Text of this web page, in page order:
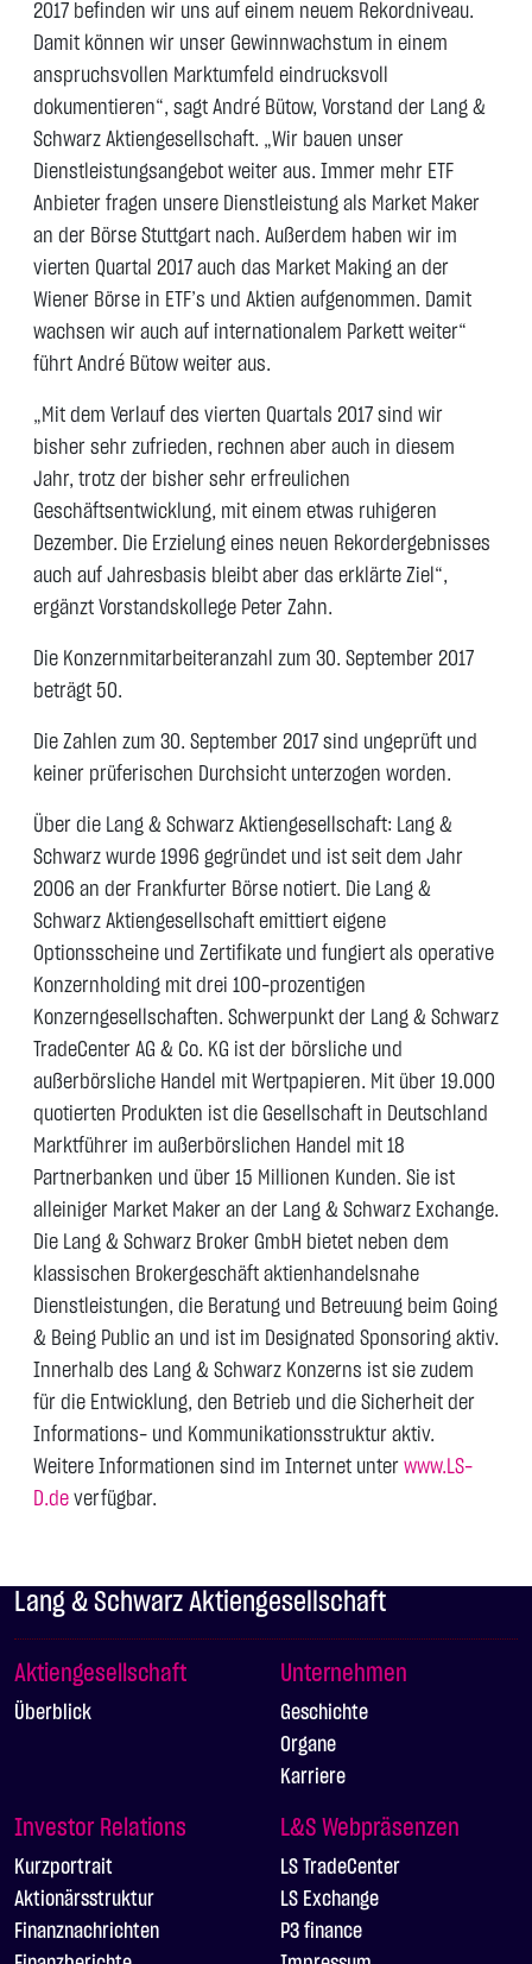
2017 befinden wir uns auf einem neuem Rekordniveau.
Damit können wir unser Gewinnwachstum in einem
anspruchsvollen Marktumfeld eindrucksvoll
dokumentieren“, sagt André Bütow, Vorstand der Lang &
Schwarz Aktiengesellschaft. „Wir bauen unser
Dienstleistungsangebot weiter aus. Immer mehr ETF
Anbieter fragen unsere Dienstleistung als Market Maker
an der Börse Stuttgart nach. Außerdem haben wir im
vierten Quartal 2017 auch das Market Making an der
Wiener Börse in ETF’s und Aktien aufgenommen. Damit
wachsen wir auch auf internationalem Parkett weiter“
führt André Bütow weiter aus.
„Mit dem Verlauf des vierten Quartals 2017 sind wir
bisher sehr zufrieden, rechnen aber auch in diesem
Jahr, trotz der bisher sehr erfreulichen
Geschäftsentwicklung, mit einem etwas ruhigeren
Dezember. Die Erzielung eines neuen Rekordergebnisses
auch auf Jahresbasis bleibt aber das erklärte Ziel“,
ergänzt Vorstandskollege Peter Zahn.
Die Konzernmitarbeiteranzahl zum 30. September 2017
beträgt 50.
Die Zahlen zum 30. September 2017 sind ungeprüft und
keiner prüferischen Durchsicht unterzogen worden.
Über die Lang & Schwarz Aktiengesellschaft: Lang &
Schwarz wurde 1996 gegründet und ist seit dem Jahr
2006 an der Frankfurter Börse notiert. Die Lang &
Schwarz Aktiengesellschaft emittiert eigene
Optionsscheine und Zertifikate und fungiert als operative
Konzernholding mit drei 100-prozentigen
Konzerngesellschaften. Schwerpunkt der Lang & Schwarz
TradeCenter AG & Co. KG ist der börsliche und
außerbörsliche Handel mit Wertpapieren. Mit über 19.000
quotierten Produkten ist die Gesellschaft in Deutschland
Marktführer im außerbörslichen Handel mit 18
Partnerbanken und über 15 Millionen Kunden. Sie ist
alleiniger Market Maker an der Lang & Schwarz Exchange.
Die Lang & Schwarz Broker GmbH bietet neben dem
klassischen Brokergeschäft aktienhandelsnahe
Dienstleistungen, die Beratung und Betreuung beim Going
& Being Public an und ist im Designated Sponsoring aktiv.
Innerhalb des Lang & Schwarz Konzerns ist sie zudem
für die Entwicklung, den Betrieb und die Sicherheit der
Informations- und Kommunikationsstruktur aktiv.
Weitere Informationen sind im Internet unter www.LS-
D.de verfügbar.
Lang & Schwarz Aktiengesellschaft
Aktiengesellschaft
Überblick
Unternehmen
Geschichte
Organe
Karriere
Investor Relations
Kurzportrait
Aktionärsstruktur
Finanznachrichten
L&S Webpräsenzen
LS TradeCenter
LS Exchange
P3 finance